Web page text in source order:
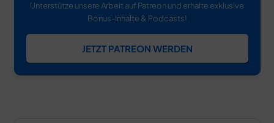
Unterstütze unsere Arbeit auf Patreon und erhalte exklusive
Bonus-Inhalte & Podcasts!
JETZT PATREON WERDEN